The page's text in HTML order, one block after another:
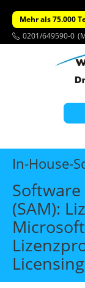
Mehr als 75.000
0201/649590-0
In-House-
(SAM):